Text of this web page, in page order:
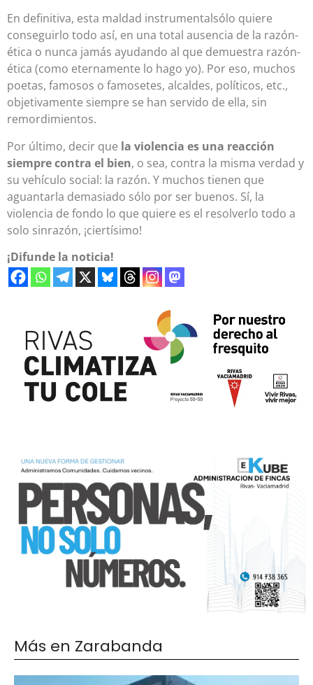
En definitiva, esta maldad instrumentalsólo quiere
conseguirlo todo así, en una total ausencia de la razón-
ética o nunca jamás ayudando al que demuestra razón-
ética (como eternamente lo hago yo). Por eso, muchos
poetas, famosos o famosetes, alcaldes, políticos, etc.,
objetivamente siempre se han servido de ella, sin
remordimientos.
Por último, decir que la violencia es una reacción
siempre contra el bien, o sea, contra la misma verdad y
su vehículo social: la razón. Y muchos tienen que
aguantarla demasiado sólo por ser buenos. Sí, la
violencia de fondo lo que quiere es el resolverlo todo a
solo sinrazón, ¡ciertísimo!
¡Difunde la noticia!
Más en Zarabanda